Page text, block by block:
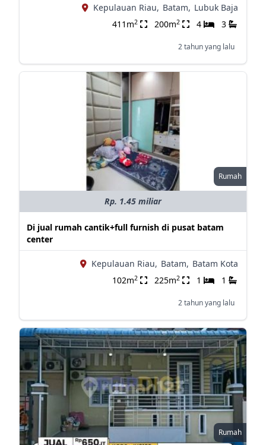
Kepulauan Riau, Batam, Lubuk Baja
411m2 200m2 4 3
2 tahun yang lalu
Rumah
Rp. 1.45 miliar
Di jual rumah cantik+full furnish di pusat batam
center
Kepulauan Riau, Batam, Batam Kota
102m2 225m2 1 1
2 tahun yang lalu
Rumah